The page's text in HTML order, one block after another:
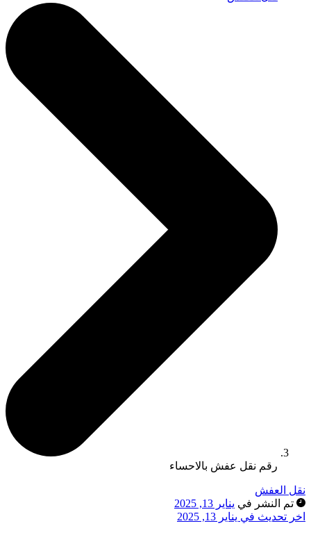
رقم نقل عفش بالاحساء
نقل العفش
تم النشر في يناير 13, 2025
اخر تحديث في يناير 13, 2025